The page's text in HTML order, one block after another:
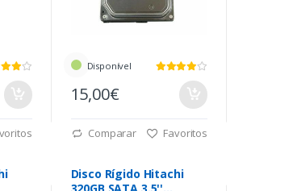
Disponível
15,00€
Comparar Favoritos
Disco Rígido Hitachi
320GB SATA 3.5''